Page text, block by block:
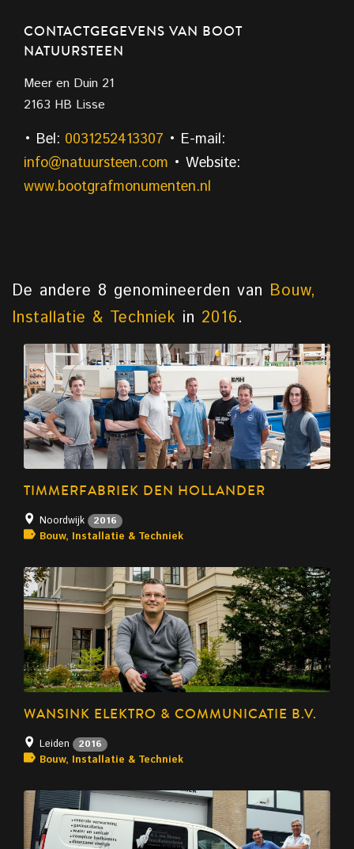
CONTACTGEGEVENS VAN BOOT
NATUURSTEEN
Meer en Duin 21
2163 HB Lisse
• Bel: 0031252413307 • E-mail:
info@natuursteen.com • Website:
www.bootgrafmonumenten.nl
De andere 8 genomineerden van Bouw,
Installatie & Techniek in 2016.
TIMMERFABRIEK DEN HOLLANDER
Noordwijk 2016
Bouw, Installatie & Techniek
WANSINK ELEKTRO & COMMUNICATIE B.V.
Leiden 2016
Bouw, Installatie & Techniek